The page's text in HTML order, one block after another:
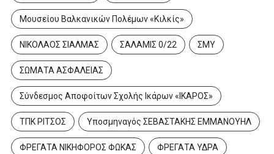
Μουσείου Βαλκανικών Πολέμων «Κιλκίς»
ΝΙΚΟΛΑΟΣ ΣΙΑΛΜΑΣ ΣΑΛΑΜΙΣ 0/22 ΣΜΥ
ΣΩΜΑΤΑ ΑΣΦΑΛΕΙΑΣ
Σύνδεσμος Αποφοίτων Σχολής Ικάρων «ΙΚΑΡΟΣ»
ΤΠΚ ΡΙΤΣΟΣ Υποσμηναγός ΣΕΒΑΣΤΑΚΗΣ ΕΜΜΑΝΟΥΗΛ
ΦΡΕΓΑΤΑ ΝΙΚΗΦΟΡΟΣ ΦΩΚΑΣ ΦΡΕΓΑΤΑ ΥΔΡΑ